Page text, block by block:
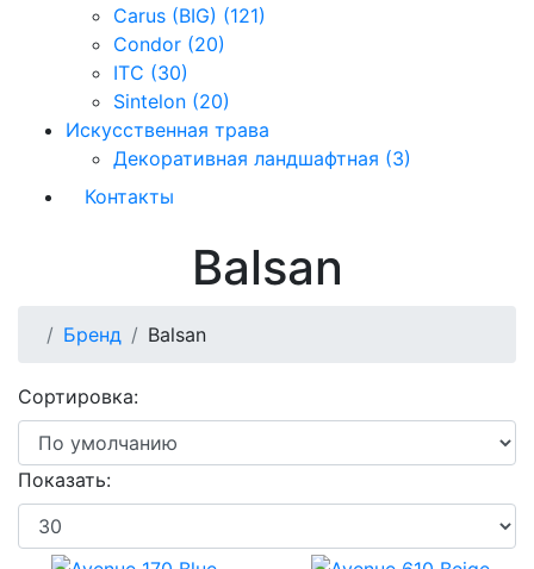
Carus (BIG) (121)
Condor (20)
ITC (30)
Sintelon (20)
Искусственная трава
Декоративная ландшафтная (3)
Контакты
Balsan
Бренд Balsan
Сортировка:
Показать: